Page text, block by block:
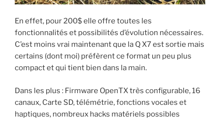
En effet, pour 200$ elle offre toutes les
fonctionnalités et possibilités d’évolution nécessaires.
C’est moins vrai maintenant que la Q X7 est sortie mais
certains (dont moi) préfèrent ce format un peu plus
compact et qui tient bien dans la main.
Dans les plus : Firmware OpenTX très configurable, 16
canaux, Carte SD, télémétrie, fonctions vocales et
haptiques, nombreux hacks matériels possibles